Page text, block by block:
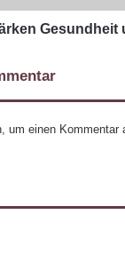
Gesundheit
um einen Kommentar